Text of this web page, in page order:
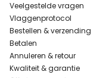
Veelgestelde vragen
Vlaggenprotocol
Bestellen & verzending
Betalen
Annuleren & retour
Kwaliteit & garantie